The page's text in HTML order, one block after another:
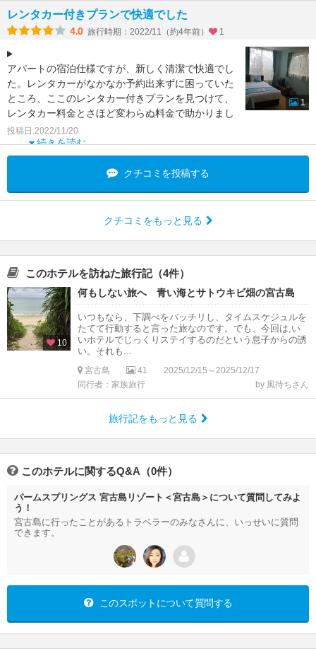
レンタカー付きプランで快適でした
4.0 旅行時期：2022/11（約4年前） 1
アパートの宿泊仕様ですが、新しく清潔で快適でし
た。レンタカーがなかなか予約出来ずに困っていた
ところ、ここのレンタカー付きプランを見つけて、
レンタカー料金とさほど変わらぬ料金で助かりまし
た。
便利な場続きを読む
投稿日:2022/11/20
1
クチコミを投稿する
クチコミをもっと見る
このホテルを訪ねた旅行記（4件）
10
何もしない旅へ 青い海とサトウキビ畑の宮古島
いつもなら、下調べをバッチリし、タイムスケジュルを
たてて行動すると言った旅なのです。でも、今回は,い
いホテルでじっくりステイするのだという息子からの誘
い。それも...
宮古島 41
2025/12/15～2025/12/17
同行者：家族旅行
by 風待ちさん
旅行記をもっと見る
このホテルに関するQ&A（0件）
パームスプリングス 宮古島リゾート＜宮古島＞について質問してみよ
う！
宮古島に行ったことがあるトラベラーのみなさんに、いっせいに質問
できます。
このスポットについて質問する